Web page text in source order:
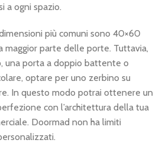
a ogni spazio.
più comuni sono 40×60
maggior parte delle porte. Tuttavia,
una porta a doppio battente o
optare per uno zerbino su
In questo modo potrai ottenere un
con l’architettura della tua
Doormad non ha limiti